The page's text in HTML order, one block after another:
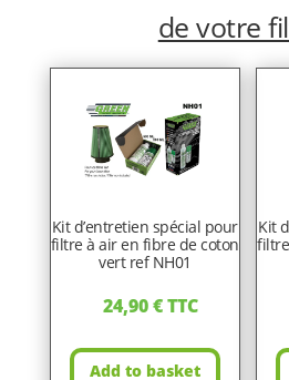
de votre
Kit d’entretien spécial pour
filtre à air en fibre de coton
vert ref NH01
24,90€TTC
Add to basket
Kit